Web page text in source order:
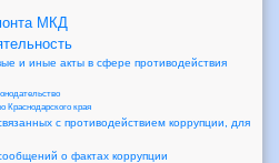
МКД
и иные акты в сфере противодействия
Краснодарского края
с противодействием коррупции, для
о фактах коррупции